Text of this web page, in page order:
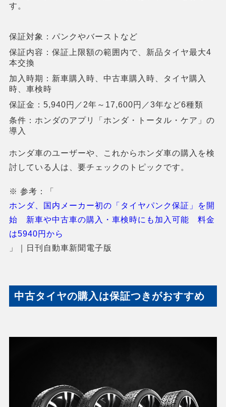
す。
保証対象：パンクやバーストなど
保証内容：保証上限額の範囲内で、新品タイヤ最大4
本交換
加入時期：新車購入時、中古車購入時、タイヤ購入
時、車検時
保証金：5,940円／2年～17,600円／3年など6種類
条件：ホンダのアプリ「ホンダ・トータル・ケア」の
導入
ホンダ車のユーザーや、これからホンダ車の購入を検
討している人は、要チェックのトピックです。
※ 参考：
「
ホンダ、国内メーカー初の「タイヤパンク保証」を開
始 新車や中古車の購入・車検時にも加入可能 料金
は5940円から
」
｜日刊自動車新聞電子版
中古タイヤの購入は保証つきがおすすめ